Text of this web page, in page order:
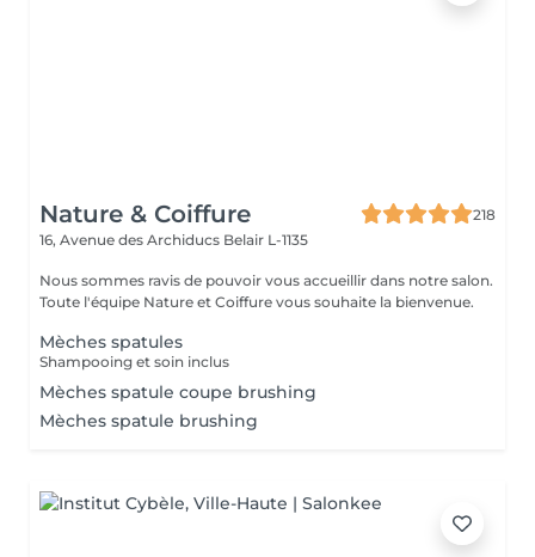
Nature & Coiffure
218
16, Avenue des Archiducs Belair L-1135
Nous sommes ravis de pouvoir vous accueillir dans notre salon.
Toute l'équipe Nature et Coiffure vous souhaite la bienvenue.
Mèches spatules
Shampooing et soin inclus
Mèches spatule coupe brushing
Mèches spatule brushing